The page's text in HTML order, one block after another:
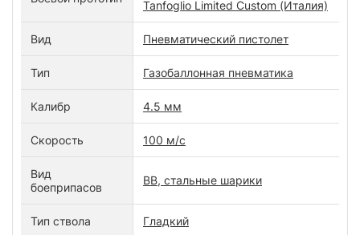
Tanfoglio Limited Custom (Италия)
Вид Пневматический пистолет
Тип Газобаллонная пневматика
Калибр 4.5 мм
Скорость 100 м/с
Вид
боеприпасов
ВВ, стальные шарики
Тип ствола Гладкий